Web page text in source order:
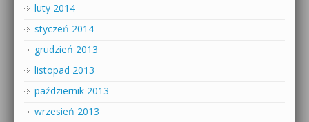
luty 2014
styczeń 2014
grudzień 2013
listopad 2013
październik 2013
wrzesień 2013